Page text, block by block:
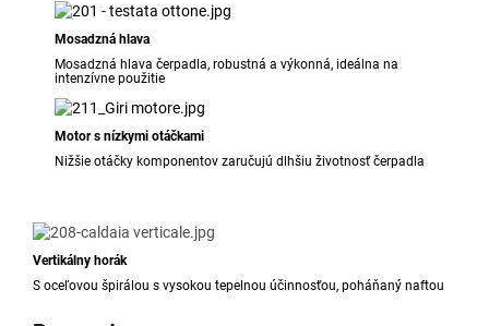
Mosadzná hlava
Mosadzná hlava čerpadla, robustná a výkonná, ideálna na
intenzívne použitie
Motor s nízkymi otáčkami
Nižšie otáčky komponentov zaručujú dlhšiu životnosť čerpadla
Vertikálny horák
S oceľovou špirálou s vysokou tepelnou účinnosťou, poháňaný naftou